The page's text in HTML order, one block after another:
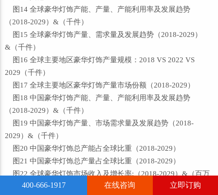
图14 全球豪华灯饰产能、产量、产能利用率及发展趋势
（2018-2029）&（千件）
图15 全球豪华灯饰产量、需求量及发展趋势（2018-2029）
&（千件）
图16 全球主要地区豪华灯饰产量规模：2018 VS 2022 VS
2029（千件）
图17 全球主要地区豪华灯饰产量市场份额（2018-2029）
图18 中国豪华灯饰产能、产量、产能利用率及发展趋势
（2018-2029）&（千件）
图19 中国豪华灯饰产量、市场需求量及发展趋势（2018-
2029）&（千件）
图20 中国豪华灯饰总产能占全球比重（2018-2029）
图21 中国豪华灯饰总产量占全球比重（2018-2029）
图22 全球豪华灯饰市场收入及增长率:（2018-2029）&（百万
美元）400-666-1917 在线咨询 立即订购